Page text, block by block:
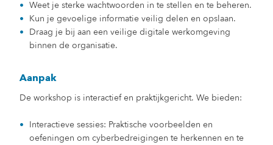
Weet je sterke wachtwoorden in te stellen en te beheren.
Kun je gevoelige informatie veilig delen en opslaan.
Draag je bij aan een veilige digitale werkomgeving
binnen de organisatie.
Aanpak
De workshop is interactief en praktijkgericht. We bieden:
Interactieve sessies: Praktische voorbeelden en
oefeningen om cyberbedreigingen te herkennen en te